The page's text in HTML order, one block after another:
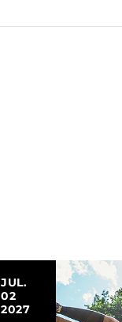
JUL.
02
2027